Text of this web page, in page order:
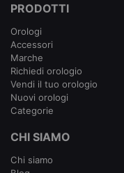
PRODOTTI
Orologi
Accessori
Marche
Richiedi orologio
Vendi il tuo orologio
Nuovi orologi
Categorie
CHI SIAMO
Chi siamo